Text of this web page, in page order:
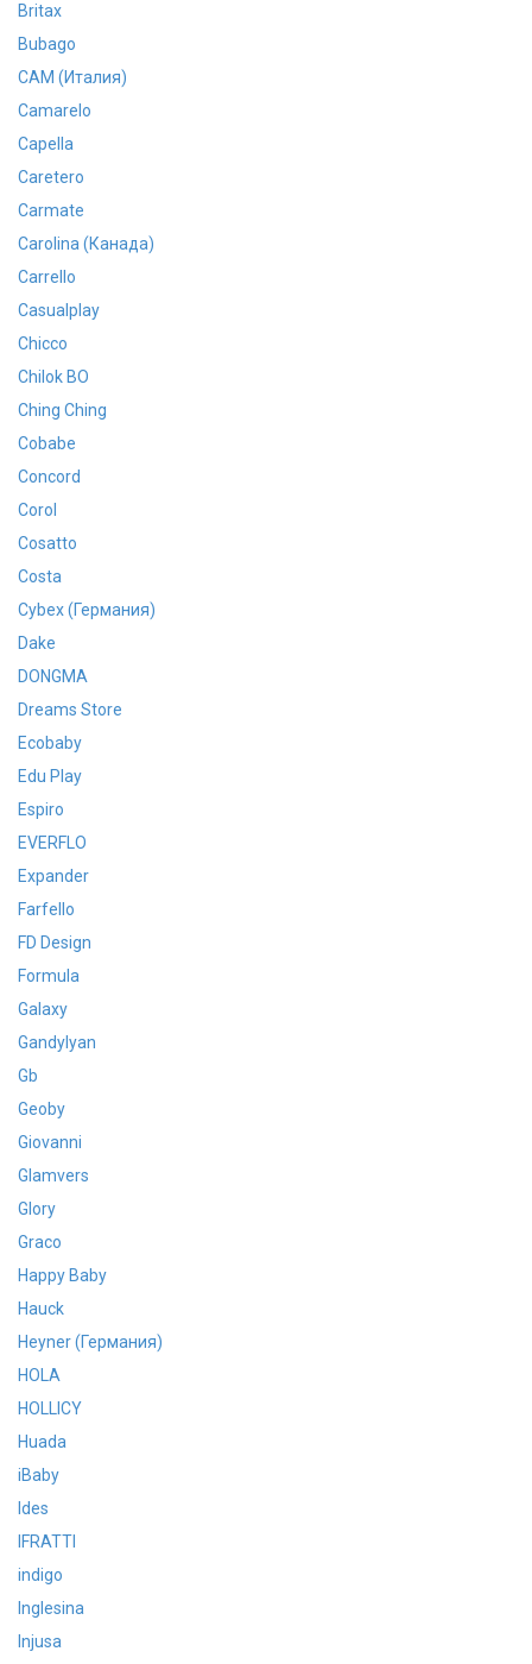
Britax
Bubago
CAM (Италия)
Camarelo
Capella
Caretero
Carmate
Carolina (Канада)
Carrello
Casualplay
Chicco
Chilok BO
Ching Ching
Cobabe
Concord
Corol
Cosatto
Costa
Cybex (Германия)
Dake
DONGMA
Dreams Store
Ecobaby
Edu Play
Espiro
EVERFLO
Expander
Farfello
FD Design
Formula
Galaxy
Gandylyan
Gb
Geoby
Giovanni
Glamvers
Glory
Graco
Happy Baby
Hauck
Heyner (Германия)
HOLA
HOLLICY
Huada
iBaby
Ides
IFRATTI
indigo
Inglesina
Injusa